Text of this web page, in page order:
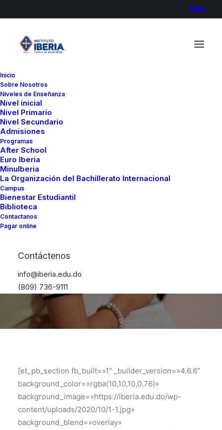
Inicio
Sobre Nosotros
Niveles de Enseñanza
Nivel inicial
Nivel Primario
Nivel Secundario
Admisiones
Programas
After School
Euro Iberia
MinuIberia
La Organización del Bachillerato Internacional
Campus
Bienestar Estudiantil
Biblioteca
Contactanos
Pagar online
Contáctenos
info@iberia.edu.do
(809) 736-9111
In
Dando inicio a un
periodo escolar virtual
[et_pb_section fb_built=»1″ _builder_version=»4.6.6″
background_color=»rgba(10,10,10,0.76)»
background_image=»https://iberia.edu.do/wp-
content/uploads/2020/10/1-1.jpg»
background_blend=»overlay»